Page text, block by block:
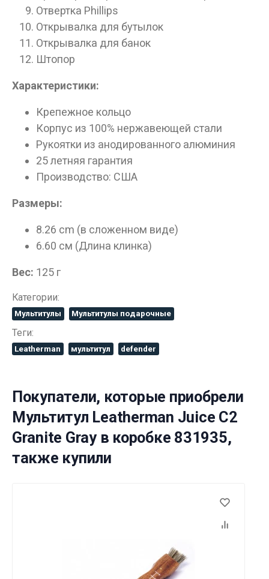
Отвертка Phillips
Открывалка для бутылок
Открывалка для банок
Штопор
Характеристики:
Крепежное кольцо
Корпус из 100% нержавеющей стали
Рукоятки из анодированного алюминия
25 летняя гарантия
Производство: США
Размеры:
8.26 cm (в сложенном виде)
6.60 см (Длина клинка)
Вес: 125 г
Категории:
Мультитулы Мультитулы подарочные
Теги:
Leatherman мультитул defender
Покупатели, которые приобрели
Мультитул Leatherman Juice C2
Granite Gray в коробке 831935,
также купили
достигшим 18 лет!
Вам исполнилось 18 лет?